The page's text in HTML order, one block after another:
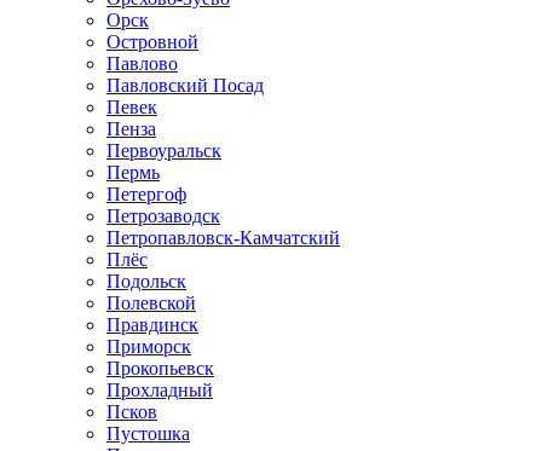
Орск
Островной
Павлово
Павловский Посад
Певек
Пенза
Первоуральск
Пермь
Петергоф
Петрозаводск
Петропавловск-Камчатский
Плёс
Подольск
Полевской
Правдинск
Приморск
Прокопьевск
Прохладный
Псков
Пустошка